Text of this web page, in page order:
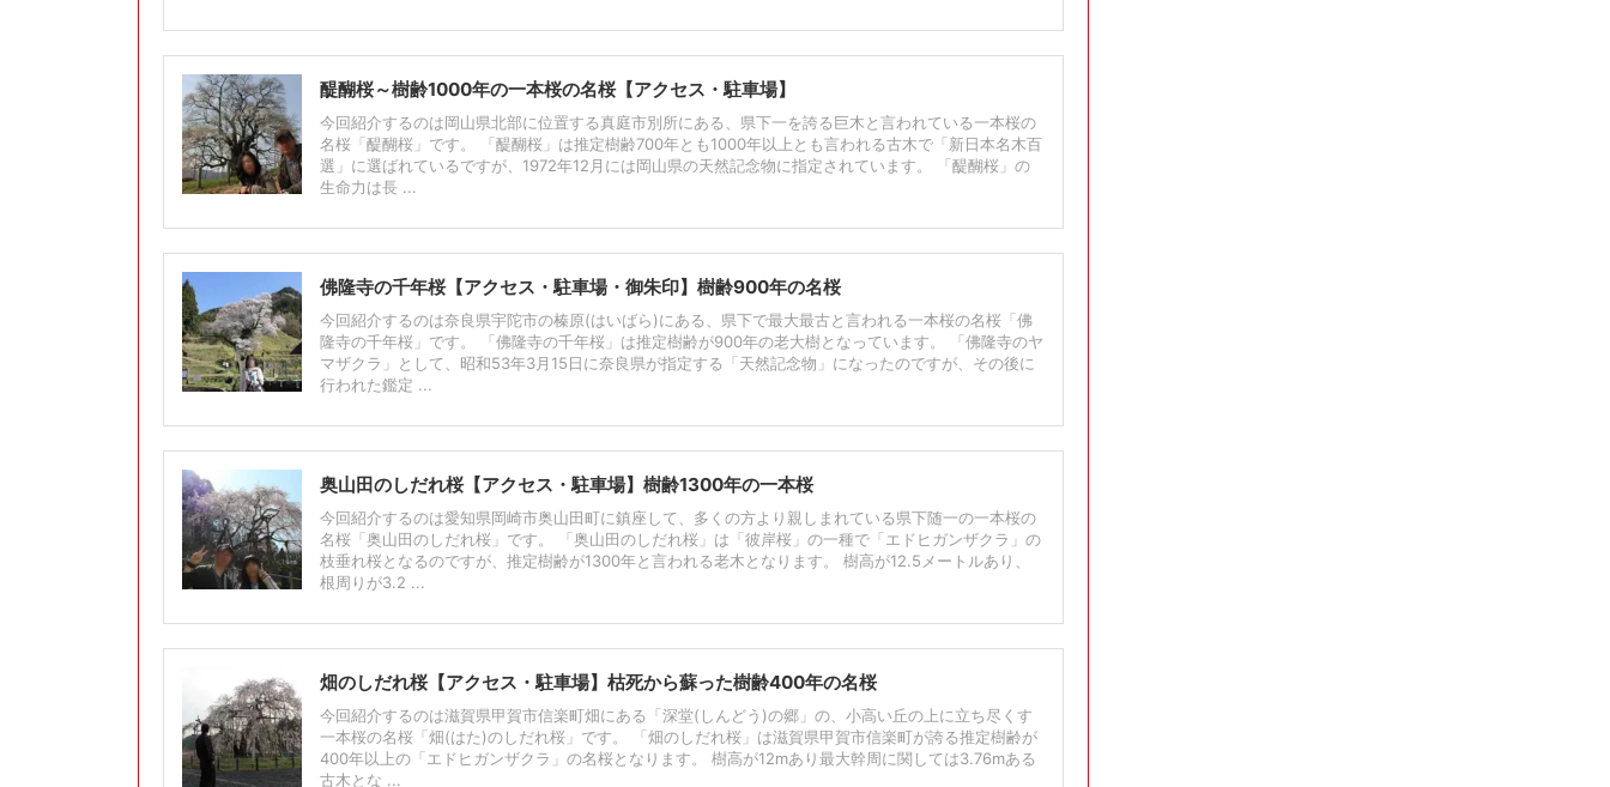
醍醐桜～樹齢1000年の一本桜の名桜【アクセス・駐車場】
今回紹介するのは岡山県北部に位置する真庭市別所にある、県下一を誇る巨木と言われている一本桜の
名桜「醍醐桜」です。 「醍醐桜」は推定樹齢700年とも1000年以上とも言われる古木で「新日本名木百
選」に選ばれているですが、1972年12月には岡山県の天然記念物に指定されています。 「醍醐桜」の
生命力は長 ...
佛隆寺の千年桜【アクセス・駐車場・御朱印】樹齢900年の名桜
今回紹介するのは奈良県宇陀市の榛原(はいばら)にある、県下で最大最古と言われる一本桜の名桜「佛
隆寺の千年桜」です。 「佛隆寺の千年桜」は推定樹齢が900年の老大樹となっています。 「佛隆寺のヤ
マザクラ」として、昭和53年3月15日に奈良県が指定する「天然記念物」になったのですが、その後に
行われた鑑定 ...
奥山田のしだれ桜【アクセス・駐車場】樹齢1300年の一本桜
今回紹介するのは愛知県岡崎市奥山田町に鎮座して、多くの方より親しまれている県下随一の一本桜の
名桜「奥山田のしだれ桜」です。 「奥山田のしだれ桜」は「彼岸桜」の一種で「エドヒガンザクラ」の
枝垂れ桜となるのですが、推定樹齢が1300年と言われる老木となります。 樹高が12.5メートルあり、
根周りが3.2 ...
畑のしだれ桜【アクセス・駐車場】枯死から蘇った樹齢400年の名桜
今回紹介するのは滋賀県甲賀市信楽町畑にある「深堂(しんどう)の郷」の、小高い丘の上に立ち尽くす
一本桜の名桜「畑(はた)のしだれ桜」です。 「畑のしだれ桜」は滋賀県甲賀市信楽町が誇る推定樹齢が
400年以上の「エドヒガンザクラ」の名桜となります。 樹高が12mあり最大幹周に関しては3.76mある
古木とな ...